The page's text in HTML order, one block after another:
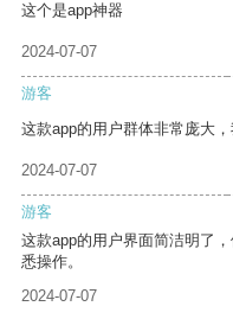
这个是app神器
2024-07-07
游客
这款app的用户群体非常庞大
2024-07-07
游客
这款app的用户界面简洁明了
悉操作。
2024-07-07